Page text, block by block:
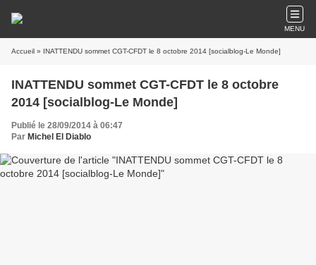
MENU
Accueil » INATTENDU sommet CGT-CFDT le 8 octobre 2014 [socialblog-Le Monde]
INATTENDU sommet CGT-CFDT le 8 octobre
2014 [socialblog-Le Monde]
Publié le 28/09/2014 à 06:47
Par Michel El Diablo